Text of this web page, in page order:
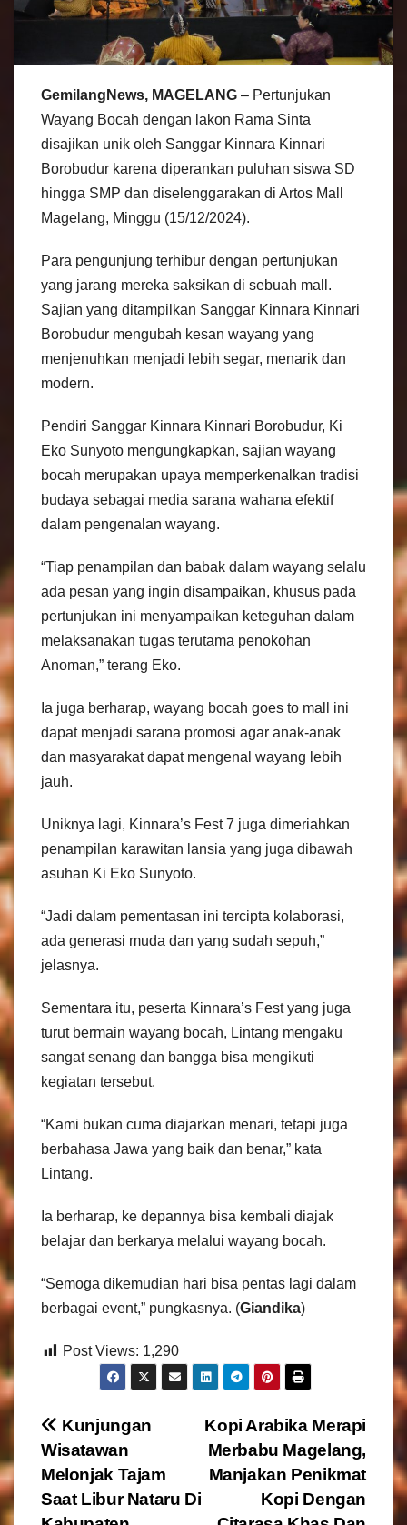
GemilangNews, MAGELANG – Pertunjukan
Wayang Bocah dengan lakon Rama Sinta
disajikan unik oleh Sanggar Kinnara Kinnari
Borobudur karena diperankan puluhan siswa SD
hingga SMP dan diselenggarakan di Artos Mall
Magelang, Minggu (15/12/2024).
Para pengunjung terhibur dengan pertunjukan
yang jarang mereka saksikan di sebuah mall.
Sajian yang ditampilkan Sanggar Kinnara Kinnari
Borobudur mengubah kesan wayang yang
menjenuhkan menjadi lebih segar, menarik dan
modern.
Pendiri Sanggar Kinnara Kinnari Borobudur, Ki
Eko Sunyoto mengungkapkan, sajian wayang
bocah merupakan upaya memperkenalkan tradisi
budaya sebagai media sarana wahana efektif
dalam pengenalan wayang.
“Tiap penampilan dan babak dalam wayang selalu
ada pesan yang ingin disampaikan, khusus pada
pertunjukan ini menyampaikan keteguhan dalam
melaksanakan tugas terutama penokohan
Anoman,” terang Eko.
Ia juga berharap, wayang bocah goes to mall ini
dapat menjadi sarana promosi agar anak-anak
dan masyarakat dapat mengenal wayang lebih
jauh.
Uniknya lagi, Kinnara’s Fest 7 juga dimeriahkan
penampilan karawitan lansia yang juga dibawah
asuhan Ki Eko Sunyoto.
“Jadi dalam pementasan ini tercipta kolaborasi,
ada generasi muda dan yang sudah sepuh,”
jelasnya.
Sementara itu, peserta Kinnara’s Fest yang juga
turut bermain wayang bocah, Lintang mengaku
sangat senang dan bangga bisa mengikuti
kegiatan tersebut.
“Kami bukan cuma diajarkan menari, tetapi juga
berbahasa Jawa yang baik dan benar,” kata
Lintang.
Ia berharap, ke depannya bisa kembali diajak
belajar dan berkarya melalui wayang bocah.
“Semoga dikemudian hari bisa pentas lagi dalam
berbagai event,” pungkasnya. (Giandika)
Post Views: 1,290
N
a
v
Kopi Arabika Merapi
Merbabu Magelang,
Manjakan Penikmat
Kopi Dengan
Kunjungan
Wisatawan
Melonjak Tajam
Saat Libur Nataru Di